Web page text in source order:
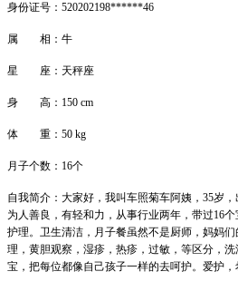
身份证号：520202198******46
属 相：牛
星 座：天秤座
身 高：150 cm
体 重：50 kg
月子个数：16个
自我简介：大家好，我叫车照菊车阿姨，35岁
为人善良，有轻和力，从事行业两年，带过16
护理。卫生清洁，月子餐虽然不是厨师，妈妈
理，黄胆观察，湿疹，热疹，过敏，等区分，
宝，把每位都像自己孩子一样的去呵护。爱护，